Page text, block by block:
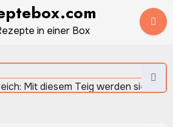
in einer Box
– natürlich, aromatisch und
Mit diesem Teig werden sie